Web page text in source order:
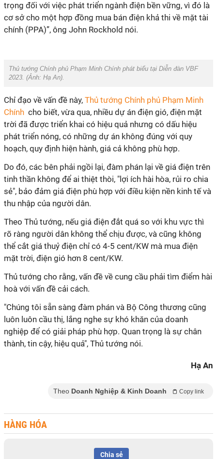
trọng đối với việc phát triển ngành điện bền vững, vì đó là
cơ sở cho một hợp đồng mua bán điện khả thi về mặt tài
chính (PPA)”, ông John Rockhold nói.
Thủ tướng Chính phủ Phạm Minh Chính phát biểu tại Diễn đàn VBF
2023. (Ảnh: Hạ An).
Chỉ đạo về vấn đề này, Thủ tướng Chính phủ Phạm Minh
Chính cho biết, vừa qua, nhiều dự án điện gió, điện mặt
trời đã được triển khai có hiệu quả nhưng có dấu hiệu
phát triển nóng, có những dự án không đúng với quy
hoạch, quy định hiện hành, giá cả không phù hợp.
Do đó, các bên phải ngồi lại, đàm phán lại về giá điện trên
tinh thần không để ai thiệt thòi, "lợi ích hài hòa, rủi ro chia
sẻ", bảo đảm giá điện phù hợp với điều kiện nền kinh tế và
thu nhập của người dân.
Theo Thủ tướng, nếu giá điện đắt quá so với khu vực thì
rõ ràng người dân không thể chịu được, và cũng không
thể cắt giá thuỷ điện chỉ có 4-5 cent/KW mà mua điện
mặt trời, điện gió hơn 8 cent/KW.
Thủ tướng cho rằng, vấn đề về cung cầu phải tìm điểm hài
hoà với vấn đề cải cách.
"Chúng tôi sẵn sàng đàm phán và Bộ Công thương cũng
luôn luôn cầu thị, lắng nghe sự khó khăn của doanh
nghiệp để có giải pháp phù hợp. Quan trọng là sự chân
thành, tin cậy, hiệu quả", Thủ tướng nói.
Hạ An
Theo Doanh Nghiệp & Kinh Doanh Copy link
HÀNG HÓA
Chia sẻ